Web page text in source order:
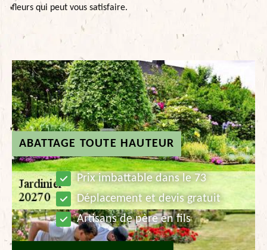
ABATTAGE TOUTE HAUTEUR
Prix imbattable dans le 73
Déplacement et devis gratuit
Artisans de père en fils
fleurs qui peut vous satisfaire.